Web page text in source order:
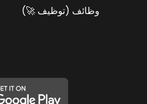
وظائف (توظيف 🚀)